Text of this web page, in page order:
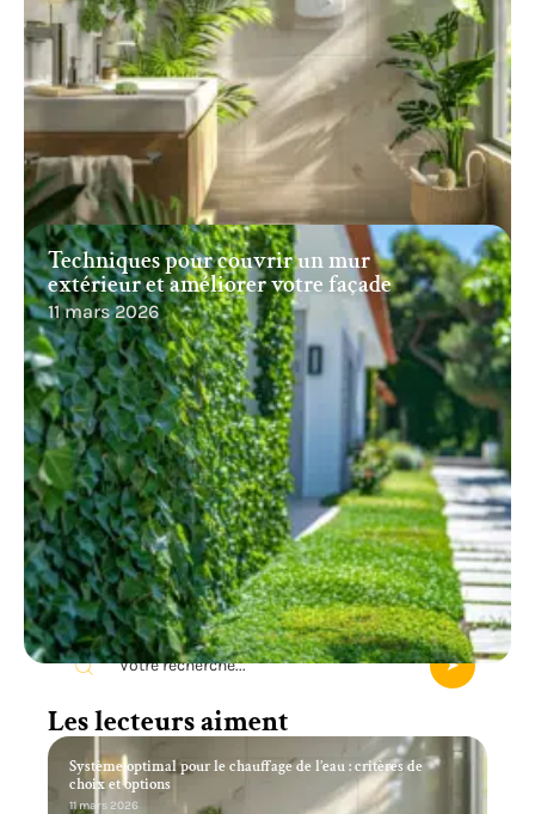
Techniques pour couvrir un mur
extérieur et améliorer votre façade
11 mars 2026
Recherche
Les lecteurs aiment
Système optimal pour le chauffage de l’eau : critères de
choix et options
11 mars 2026